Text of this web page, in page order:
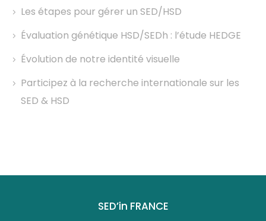
Les étapes pour gérer un SED/HSD
Évaluation génétique HSD/SEDh : l’étude HEDGE
Évolution de notre identité visuelle
Participez à la recherche internationale sur les
SED & HSD
SED’in FRANCE